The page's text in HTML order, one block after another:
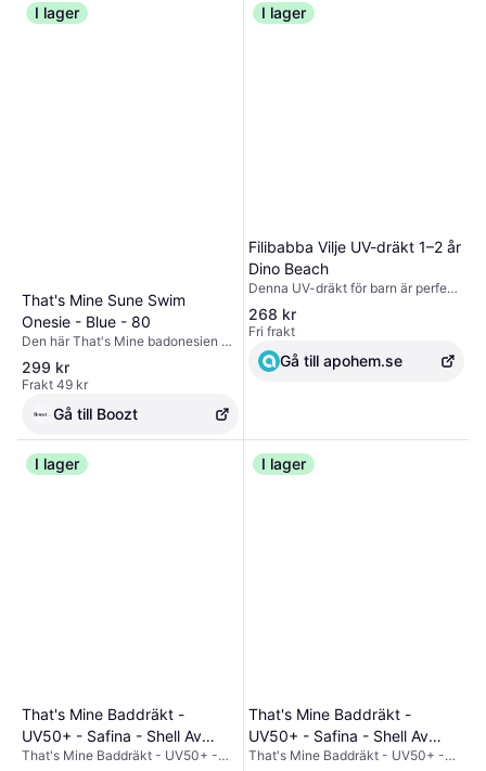
I lager
That's Mine Sune Swim
Onesie - Blue - 80
Den här That's Mine badonesien är
perfekt för småttingar som älskar
att plaska runt i vattnet. Den har ett
roligt aptryck och långa ärmar för
extra täckning. Onesien är gjord av
också är snabbtorkande.
299 kr
Frakt 49 kr
Gå till Boozt
I lager
Filibabba Vilje UV-dräkt 1–2 år
Dino Beach
Denna UV-dräkt för barn är perfekt
för soliga dagar vid poolen,
stranden eller i trädgården. Dräkten
har långa ärmar och en dekorativ
volangkjol, samt erbjuder ett UV
50+ skydd på de ytor som täcks av
för en lekfull stil. Passar barn
mellan 1-2 år.
268 kr
Fri frakt
Gå till apohem.se
I lager
That's Mine Baddräkt -
UV50+ - Safina - Shell Av
Love - Thats Mine - 4 år (104)
That's Mine Baddräkt - UV50+ -
I lager
That's Mine Baddräkt -
UV50+ - Safina - Shell Av
Love - Thats Mine - 2 år (92) -
That's Mine Baddräkt - UV50+ -